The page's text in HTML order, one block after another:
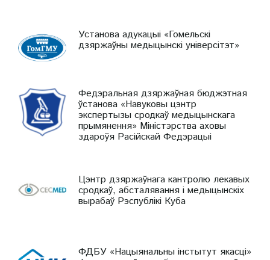
Установа адукацыі «Гомельскі
дзяржаўны медыцынскі універсітэт»
Федэральная дзяржаўная бюджэтная
ўстанова «Навуковы цэнтр
экспертызы сродкаў медыцынскага
прымянення» Міністэрства аховы
здароўя Расійскай Федэрацыі
Цэнтр дзяржаўнага кантролю лекавых
сродкаў, абсталявання і медыцынскіх
вырабаў Рэспублікі Куба
ФДБУ «Нацыянальны інстытут якасці»